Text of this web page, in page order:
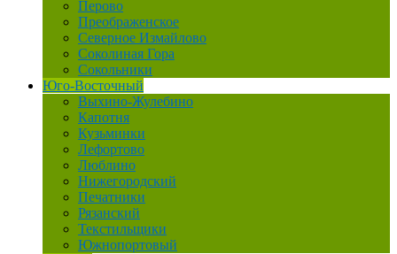
Перово
Преображенское
Северное Измайлово
Соколиная Гора
Сокольники
Юго-Восточный
Выхино-Жулебино
Капотня
Кузьминки
Лефортово
Люблино
Нижегородский
Печатники
Рязанский
Текстильщики
Южнопортовый